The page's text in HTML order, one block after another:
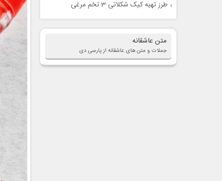
طرز تهیه کیک شکلاتی 3 تخم مرغی
متن عاشقانه
جملات و متن های عاشقانه از پارسی دی